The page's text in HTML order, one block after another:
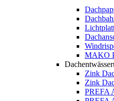
MAKO
Zink
Zink
PREFA